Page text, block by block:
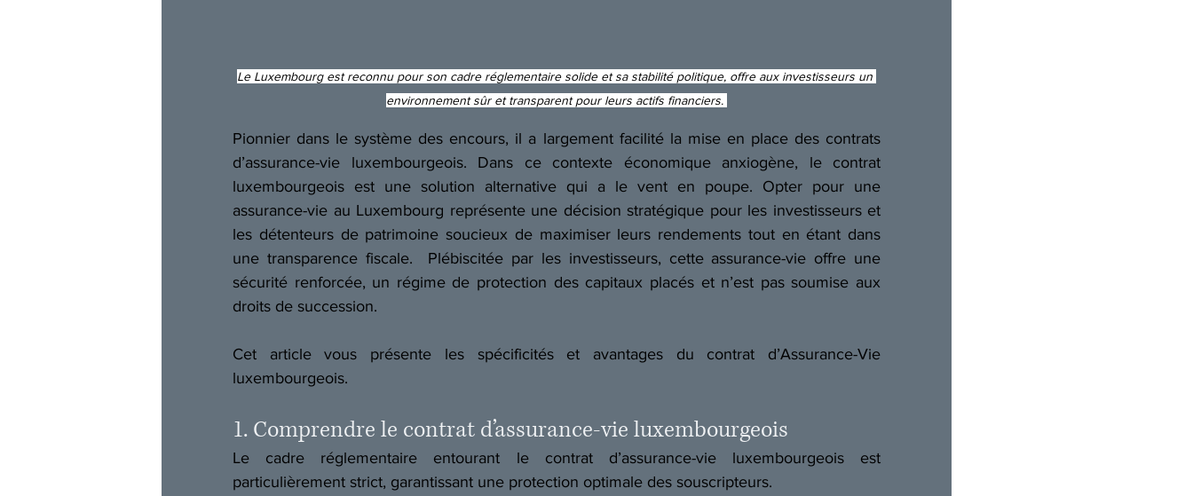
Le Luxembourg est reconnu pour son cadre réglementaire solide et sa stabilité politique, offre aux investisseurs un
environnement sûr et transparent pour leurs actifs financiers.
Pionnier dans le système des encours, il a largement facilité la mise en place des contrats
d’assurance-vie luxembourgeois. Dans ce contexte économique anxiogène, le contrat
luxembourgeois est une solution alternative qui a le vent en poupe. Opter pour une
assurance-vie au Luxembourg représente une décision stratégique pour les investisseurs et
les détenteurs de patrimoine soucieux de maximiser leurs rendements tout en étant dans
une transparence fiscale.  Plébiscitée par les investisseurs, cette assurance-vie offre une
sécurité renforcée, un régime de protection des capitaux placés et n’est pas soumise aux
droits de succession.
Cet article vous présente les spécificités et avantages du contrat d’Assurance-Vie
luxembourgeois.
1. Comprendre le contrat d’assurance-vie luxembourgeois
Le cadre réglementaire entourant le contrat d’assurance-vie luxembourgeois est
particulièrement strict, garantissant une protection optimale des souscripteurs.